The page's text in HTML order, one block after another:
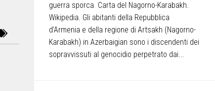
guerra sporca Carta del Nagorno-Karabakh.
Wikipedia. Gli abitanti della Repubblica
d’Armenia e della regione di Artsakh (Nagorno-
Karabakh) in Azerbaigian sono i discendenti dei
sopravvissuti al genocidio perpetrato dai...